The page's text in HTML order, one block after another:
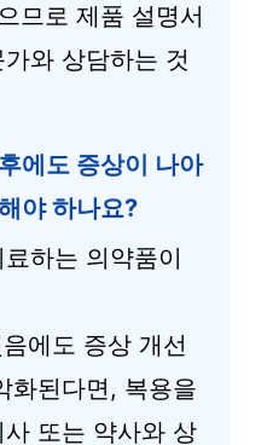
므로 제품 설명서
와 상담하는 것
에도 증상이 나아
야 하나요?
하는 의약품이
에도 증상 개선
화된다면, 복용을
또는 약사와 상